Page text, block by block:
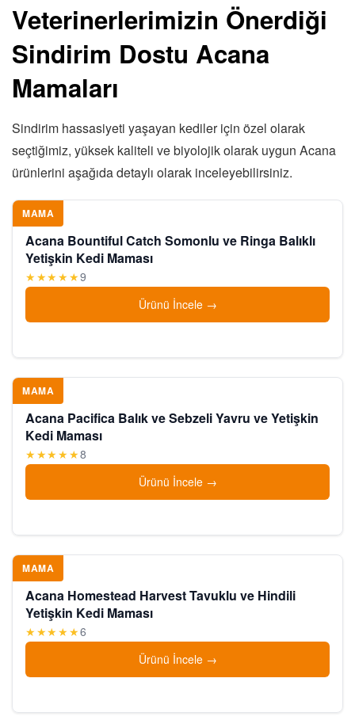
Veterinerlerimizin Önerdiği
Sindirim Dostu Acana
Mamaları
Sindirim hassasiyeti yaşayan kediler için özel olarak
seçtiğimiz, yüksek kaliteli ve biyolojik olarak uygun Acana
ürünlerini aşağıda detaylı olarak inceleyebilirsiniz.
MAMA
Acana Bountiful Catch Somonlu ve Ringa Balıklı
Yetişkin Kedi Maması
★★★★★9
Ürünü İncele
MAMA
Acana Pacifica Balık ve Sebzeli Yavru ve Yetişkin
Kedi Maması
★★★★★8
Ürünü İncele
MAMA
Acana Homestead Harvest Tavuklu ve Hindili
Yetişkin Kedi Maması
★★★★★6
Ürünü İncele